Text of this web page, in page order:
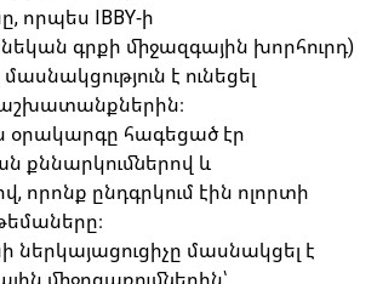
որպես IBBY-ի
գրքի միջազգային խորհուրդ)
է ունեցել
օրակարգը հագեցած էր
քննարկումներով և
որոնք ընդգրկում էին ոլորտի
մասնակցել է